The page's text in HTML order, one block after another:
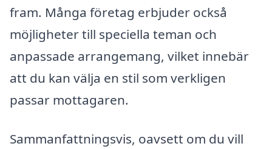
fram. Många företag erbjuder också
möjligheter till speciella teman och
anpassade arrangemang, vilket innebär
att du kan välja en stil som verkligen
passar mottagaren.
Sammanfattningsvis, oavsett om du vill